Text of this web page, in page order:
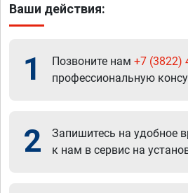
Ваши действия:
1 Позвоните нам +7 (3822)
профессиональную
2
Запишитесь на удобное
к нам в сервис на